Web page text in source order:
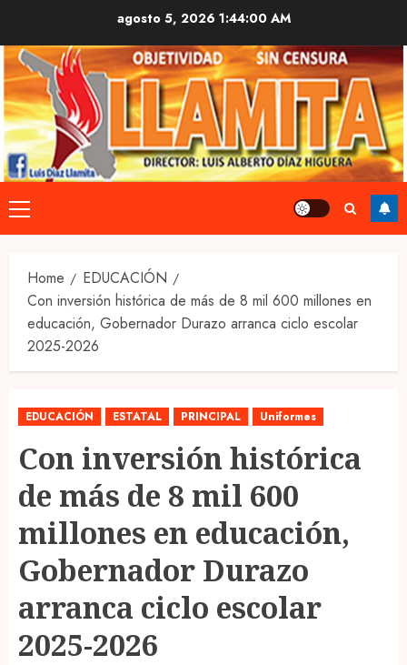
content
agosto 5, 20261:44:01 AM
Primary
Menu
Home
EDUCACIÓN
Con inversión histórica de más de 8 mil 600 millones en
educación, Gobernador Durazo arranca ciclo escolar
2025-2026
EDUCACIÓN ESTATAL PRINCIPAL Uniformes
Con inversión histórica
de más de 8 mil 600
millones en educación,
Gobernador Durazo
arranca ciclo escolar
2025-2026